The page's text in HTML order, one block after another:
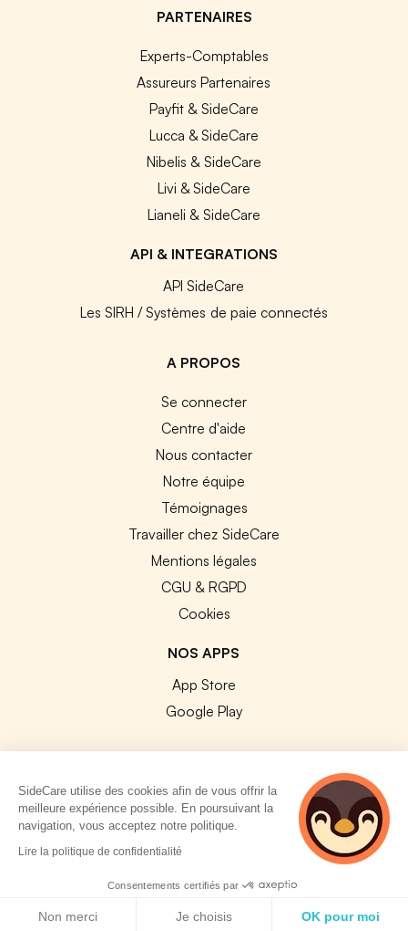
PARTENAIRES
Experts-Comptables
Assureurs Partenaires
Payfit & SideCare
Lucca & SideCare
Nibelis & SideCare
Livi & SideCare
Lianeli & SideCare
API & INTEGRATIONS
API SideCare
Les SIRH / Systèmes de paie connectés
A PROPOS
Se connecter
Centre d'aide
Nous contacter
Notre équipe
Témoignages
Travailler chez SideCare
Mentions légales
CGU & RGPD
Cookies
NOS APPS
App Store
Google Play
© 2026 SideCare. Tous droits réservés.
SideCare utilise des cookies afin de vous offrir la
meilleure expérience possible. En poursuivant la
navigation, vous acceptez notre politique.
Lire la politique de confidentialité
Consentements certifiés par
Non merci Je choisis OK pour moi
3 personnes
consultent
actuellement cette